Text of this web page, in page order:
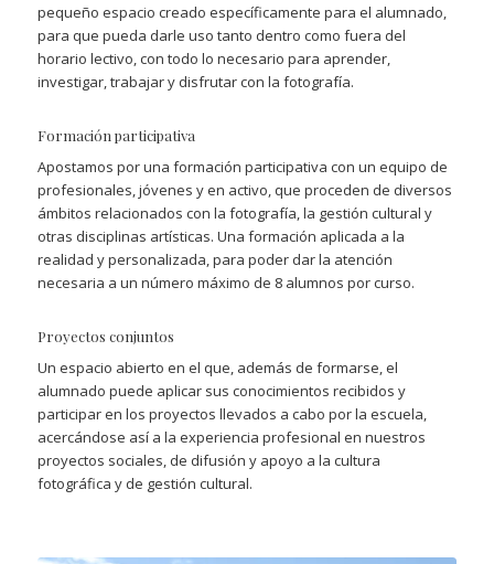
pequeño espacio creado específicamente para el alumnado,
para que pueda darle uso tanto dentro como fuera del
horario lectivo, con todo lo necesario para aprender,
investigar, trabajar y disfrutar con la fotografía.
Formación participativa
Apostamos por una formación participativa con un equipo de
profesionales, jóvenes y en activo, que proceden de diversos
ámbitos relacionados con la fotografía, la gestión cultural y
otras disciplinas artísticas. Una formación aplicada a la
realidad y personalizada, para poder dar la atención
necesaria a un número máximo de 8 alumnos por curso.
Proyectos conjuntos
Un espacio abierto en el que, además de formarse, el
alumnado puede aplicar sus conocimientos recibidos y
participar en los proyectos llevados a cabo por la escuela,
acercándose así a la experiencia profesional en nuestros
proyectos sociales, de difusión y apoyo a la cultura
fotográfica y de gestión cultural.